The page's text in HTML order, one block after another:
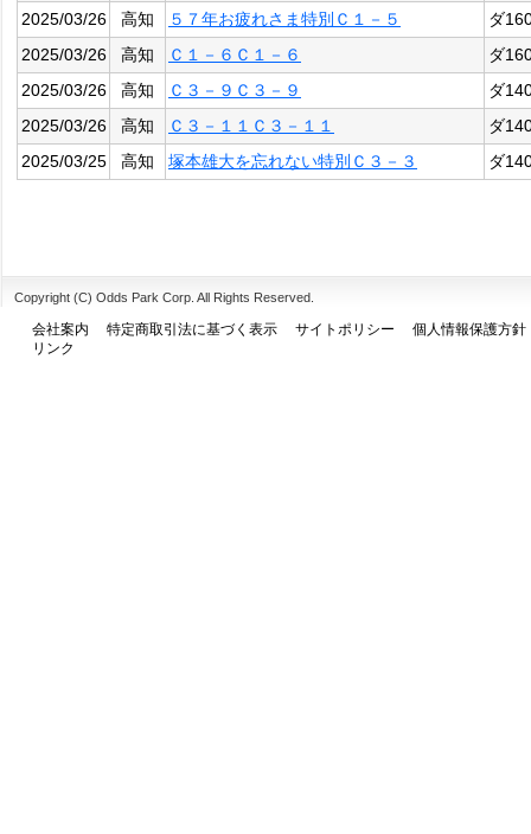
2025/03/26
高知 ５７年お疲れさま特別Ｃ１－５
ダ
2025/03/26
高知 Ｃ１－６Ｃ１－６
ダ
2025/03/26
高知 Ｃ３－９Ｃ３－９
ダ
2025/03/26
高知 Ｃ３－１１Ｃ３－１１
ダ
2025/03/25
高知 塚本雄大を忘れない特別Ｃ３－３ ダ
Copyright (C) Odds Park Corp. All Rights Reserved.
会社案内 特定商取引法に基づく表示 サイトポリシー
個人情報保護方針
リンク